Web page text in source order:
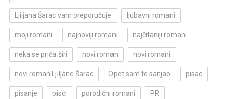
Ljiljana Šarac vam preporučuje ljubavni romani
moji romani najnoviji romani najčitaniji romani
neka se priča širi novi roman novi romani
novi roman Ljiljane Šarac Opet sam te sanjao pisac
pisanje pisci porodični romani PR